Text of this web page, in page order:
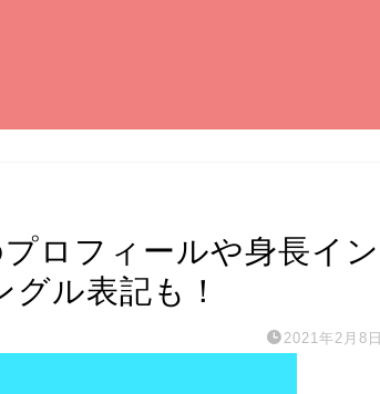
ロフィールや身長イン
ル表記も！
2021年2月8日